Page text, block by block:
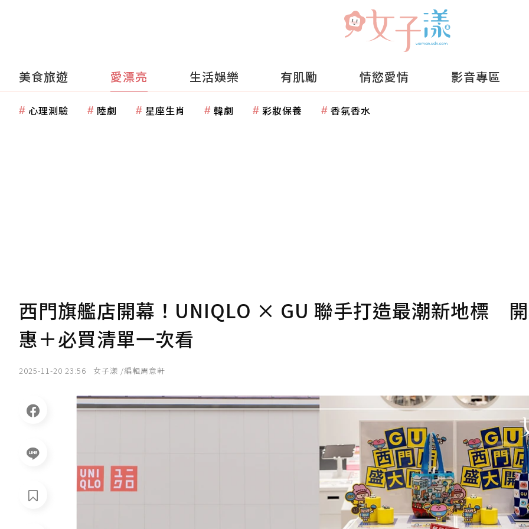
美食旅遊 愛漂亮 生活娛樂 有肌勵 情慾愛情 影音專區
心理測驗 陸劇 星座生肖 韓劇 彩妝保養 香氛香水
西門旗艦店開幕！UNIQLO × GU 聯手打造最潮新地標
惠＋必買清單一次看
2025-11-20 23:56 女子漾 /編輯周意軒